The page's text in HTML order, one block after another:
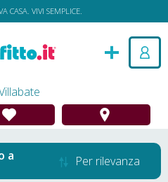
CASA. VIVI SEMPLICE.
a Per rilevanza